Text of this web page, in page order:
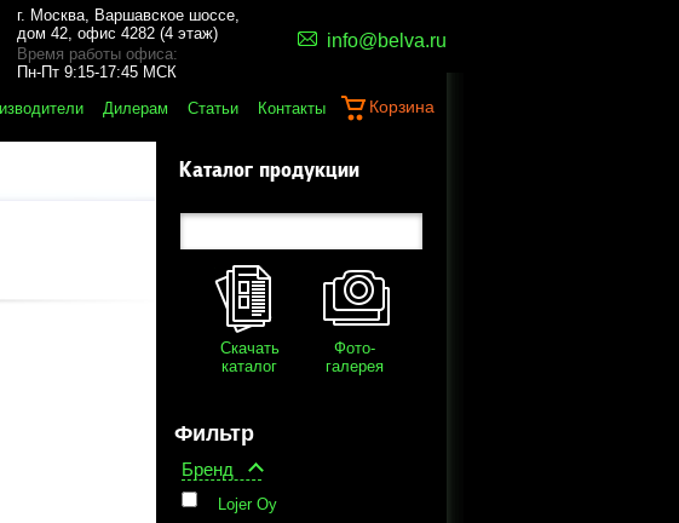
г. Москва, Варшавское шоссе,
дом 42, офис 4282 (4 этаж)
Время работы офиса:
Пн-Пт 9:15-17:45 МСК
info@belva.ru
Дилерам Статьи Контакты Корзина
Каталог продукции
Скачать
каталог
Фото-
галерея
Фильтр
Бренд
Lojer Oy